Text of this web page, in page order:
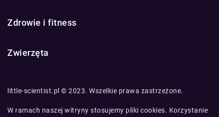
Zdrowie i fitness
Zwierzęta
little-scientist.pl © 2023. Wszelkie prawa zastrzeżone.
W ramach naszej witryny stosujemy pliki cookies. Korzystanie